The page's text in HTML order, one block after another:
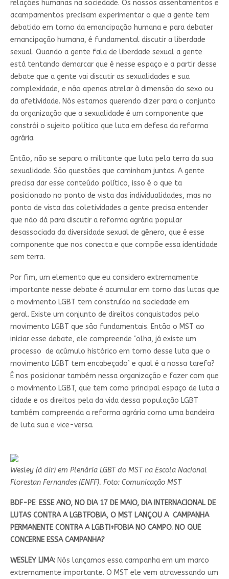
relações humanas na sociedade. Os nossos assentamentos e
acampamentos precisam experimentar o que a gente tem
debatido em torno da emancipação humana e para debater
emancipação humana, é fundamental discutir a liberdade
sexual. Quando a gente fala de liberdade sexual a gente
está tentando demarcar que é nesse espaço e a partir desse
debate que a gente vai discutir as sexualidades e sua
complexidade, e não apenas atrelar à dimensão do sexo ou
da afetividade. Nós estamos querendo dizer para o conjunto
da organização que a sexualidade é um componente que
constrói o sujeito político que luta em defesa da reforma
agrária.
Então, não se separa o militante que luta pela terra da sua
sexualidade. São questões que caminham juntas. A gente
precisa dar esse conteúdo político, isso é o que ta
posicionado no ponto de vista das individualidades, mas no
ponto de vista das coletividades a gente precisa entender
que não dá para discutir a reforma agrária popular
desassociada da diversidade sexual de gênero, que é esse
componente que nos conecta e que compõe essa identidade
sem terra.
Por fim, um elemento que eu considero extremamente
importante nesse debate é acumular em torno das lutas que
o movimento LGBT tem construído na sociedade em
geral. Existe um conjunto de direitos conquistados pelo
movimento LGBT que são fundamentais. Então o MST ao
iniciar esse debate, ele compreende ‘olha, já existe um
processo de acúmulo histórico em torno desse luta que o
movimento LGBT tem encabeçado’ e qual é a nossa tarefa?
É nos posicionar também nessa organização e fazer com que
o movimento LGBT, que tem como principal espaço de luta a
cidade e os direitos pela da vida dessa população LGBT
também compreenda a reforma agrária como uma bandeira
de luta sua e vice-versa.
Wesley (à dir) em Plenária LGBT do MST na Escola Nacional
Florestan Fernandes (ENFF). Foto: Comunicação MST
BDF-PE: ESSE ANO, NO DIA 17 DE MAIO, DIA INTERNACIONAL DE
LUTAS CONTRA A LGBTFOBIA, O MST LANÇOU A CAMPANHA
PERMANENTE CONTRA A LGBTI+FOBIA NO CAMPO. NO QUE
CONCERNE ESSA CAMPANHA?
WESLEY LIMA:Nós lançamos essa campanha em um marco
extremamente importante. O MST ele vem atravessando um